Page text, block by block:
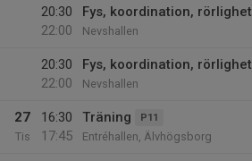
20:30
22:00
Fys, koordination, rörlighet
Nevshallen
20:30
22:00
Fys, koordination, rörlighet
Nevshallen
27
Tis
16:30
17:45
Träning P11
Entréhallen, Älvhögsborg